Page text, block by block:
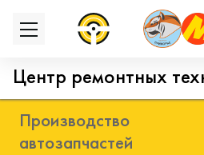
Центр ремонтных
Производство
автозапчастей